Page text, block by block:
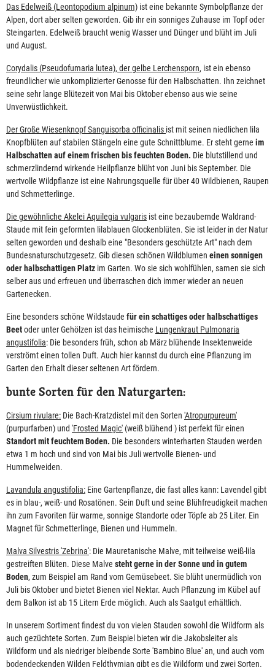
Das Edelweiß (Leontopodium alpinum) ist eine bekannte Symbolpflanze der
Alpen, dort aber selten geworden. Gib ihr ein sonniges Zuhause im Topf oder
Steingarten. Edelweiß braucht wenig Wasser und Dünger und blüht im Juli
und August.
Corydalis (Pseudofumaria lutea), der gelbe Lerchensporn, ist ein ebenso
freundlicher wie unkomplizierter Genosse für den Halbschatten. Ihn zeichnet
seine sehr lange Blütezeit von Mai bis Oktober ebenso aus wie seine
Unverwüstlichkeit.
Der Große Wiesenknopf Sanguisorba officinalis ist mit seinen niedlichen lila
Knopfblüten auf stabilen Stängeln eine gute Schnittblume. Er steht gerne im
Halbschatten auf einem frischen bis feuchten Boden. Die blutstillend und
schmerzlindernd wirkende Heilpflanze blüht von Juni bis September. Die
wertvolle Wildpflanze ist eine Nahrungsquelle für über 40 Wildbienen, Raupen
und Schmetterlinge.
Die gewöhnliche Akelei Aquilegia vulgaris ist eine bezaubernde Waldrand-
Staude mit fein geformten lilablauen Glockenblüten. Sie ist leider in der Natur
selten geworden und deshalb eine "Besonders geschützte Art" nach dem
Bundesnaturschutzgesetz. Gib diesen schönen Wildblumen einen sonnigen
oder halbschattigen Platz im Garten. Wo sie sich wohlfühlen, samen sie sich
selber aus und erfreuen und überraschen dich immer wieder an neuen
Gartenecken.
Eine besonders schöne Wildstaude für ein schattiges oder halbschattiges
Beetoder unter Gehölzen ist das heimische Lungenkraut Pulmonaria
angustifolia: Die besonders früh, schon ab März blühende Insektenweide
verströmt einen tollen Duft. Auch hier kannst du durch eine Pflanzung im
Garten den Erhalt dieser seltenen Art fördern.
bunte Sorten für den Naturgarten:
Cirsium rivulare: Die Bach-Kratzdistel mit den Sorten 'Atropurpureum'
(purpurfarben) und 'Frosted Magic' (weiß blühend ) ist perfekt für einen
Standort mit feuchtem Boden. Die besonders winterharten Stauden werden
etwa 1 m hoch und sind von Mai bis Juli wertvolle Bienen- und
Hummelweiden.
Lavandula angustifolia: Eine Gartenpflanze, die fast alles kann: Lavendel gibt
es in blau-, weiß- und Rosatönen. Sein Duft und seine Blühfreudigkeit machen
ihn zum Favoriten für warme, sonnige Standorte oder Töpfe ab 25 Liter. Ein
Magnet für Schmetterlinge, Bienen und Hummeln.
Malva Silvestris 'Zebrina': Die Mauretanische Malve, mit teilweise weiß-lila
gestreiften Blüten. Diese Malve steht gerne in der Sonne und in gutem
Boden, zum Beispiel am Rand vom Gemüsebeet. Sie blüht unermüdlich von
Juli bis Oktober und bietet Bienen viel Nektar. Auch Pflanzung im Kübel auf
dem Balkon ist ab 15 Litern Erde möglich. Auch als Saatgut erhältlich.
In unserem Sortiment findest du von vielen Stauden sowohl die Wildform als
auch gezüchtete Sorten. Zum Beispiel bieten wir die Jakobsleiter als
Wildform und als niedriger bleibende Sorte 'Bambino Blue' an, und auch vom
bodendeckenden Wilden Feldthymian gibt es die Wildform und zwei Sorten.